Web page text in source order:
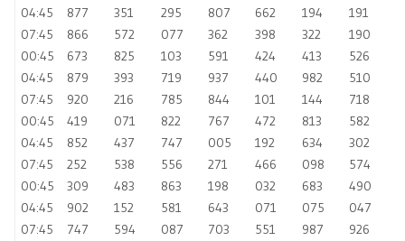
04:45
877 351 295 807 662 194
191
07:45
866 572 077 362 398 322
190
00:45
673 825 103 591 424 413
526
04:45
879 393 719 937 440 982
510
07:45
920 216 785 844 101 144
718
00:45
419 071 822 767 472 813
582
04:45
852 437 747 005 192 634
302
07:45
252 538 556 271 466 098
574
00:45
309 483 863 198 032 683
490
04:45
902 152 581 643 071 075
047
07:45
747 594 087 703 551 987
926